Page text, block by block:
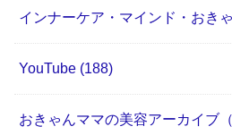
インナーケア・マインド・おき
YouTube (188)
おきゃんママの美容アーカイブ